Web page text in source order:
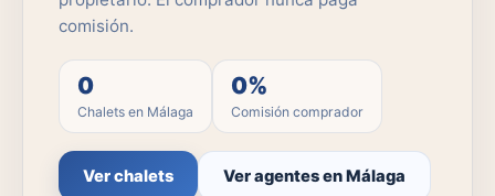
comisión.
0
Chalets en Málaga
0%
Comisión comprador
Ver chalets Ver agentes en Málaga